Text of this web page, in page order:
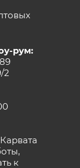
рум:
2
к